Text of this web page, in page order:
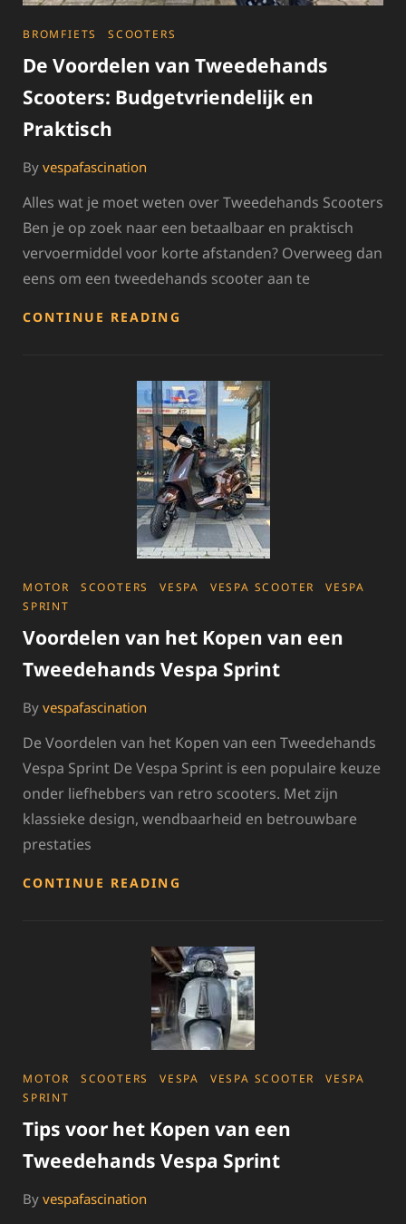
CATEGORIES
BROMFIETS SCOOTERS
De Voordelen van Tweedehands
Scooters: Budgetvriendelijk en
Praktisch
By vespafascination
Alles wat je moet weten over Tweedehands Scooters
Ben je op zoek naar een betaalbaar en praktisch
vervoermiddel voor korte afstanden? Overweeg dan
eens om een tweedehands scooter aan te
CONTINUE READING
SCOOTERS:
BUDGETVRIENDELIJK
EN
PRAKTISCH
CATEGORIES
MOTOR SCOOTERS VESPA VESPA SCOOTER
VESPA
SPRINT
Voordelen van het Kopen van een
Tweedehands Vespa Sprint
By vespafascination
De Voordelen van het Kopen van een Tweedehands
Vespa Sprint De Vespa Sprint is een populaire keuze
onder liefhebbers van retro scooters. Met zijn
klassieke design, wendbaarheid en betrouwbare
prestaties
CONTINUE READING
VAN
EEN
TWEEDEHANDS
VESPA
SPRINT
CATEGORIES
MOTOR SCOOTERS VESPA VESPA SCOOTER
VESPA
SPRINT
Tips voor het Kopen van een
Tweedehands Vespa Sprint
By vespafascination